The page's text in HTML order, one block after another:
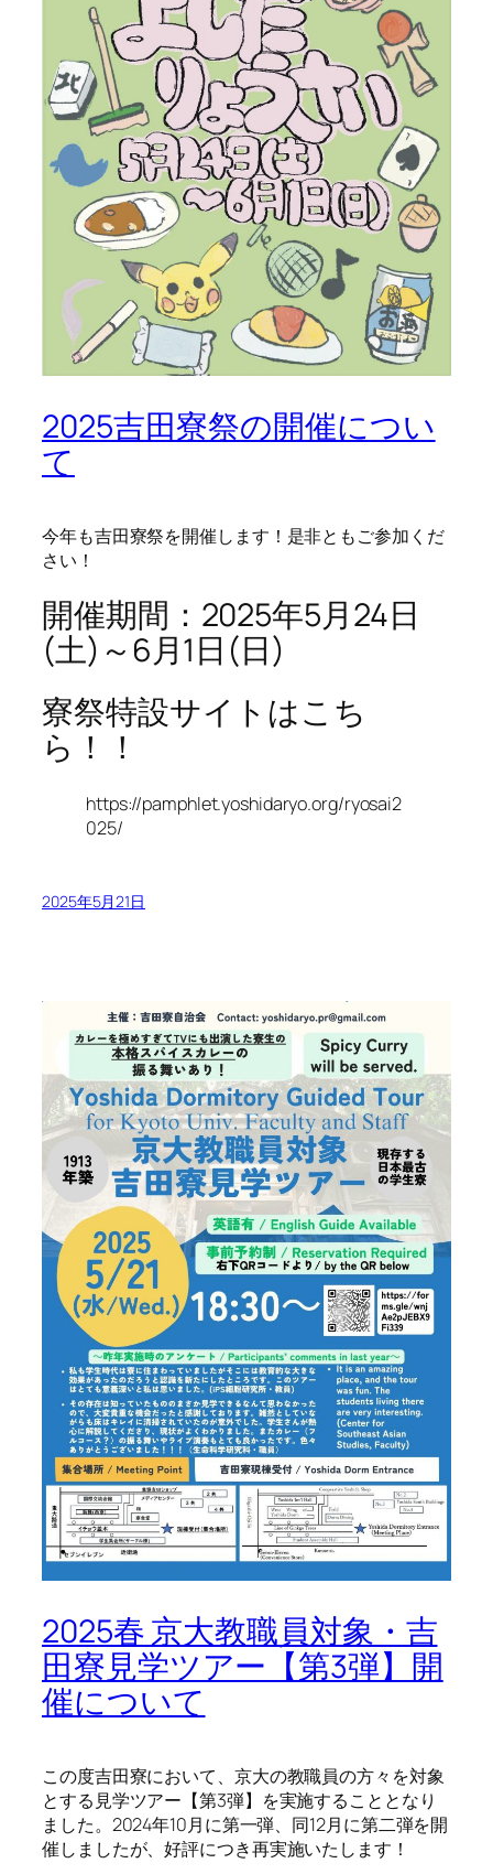
2025吉田寮祭の開催につい
て
今年も吉田寮祭を開催します！是非ともご参加くだ
さい！
開催期間：2025年5月24日
(土)～6月1日(日)
寮祭特設サイトはこち
ら！！
https://pamphlet.yoshidaryo.org/ryosai2
025/
2025年5月21日
2025春 京大教職員対象・吉
田寮見学ツアー【第3弾】開
催について
この度吉田寮において、京大の教職員の方々を対象
とする見学ツアー【第3弾】を実施することとなり
ました。2024年10月に第一弾、同12月に第二弾を開
催しましたが、好評につき再実施いたします！